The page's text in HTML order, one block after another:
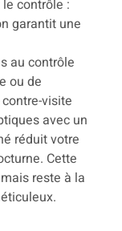
contrôle :
garantit une
au contrôle
ou de
visite
avec un
réduit votre
Cette
reste à la